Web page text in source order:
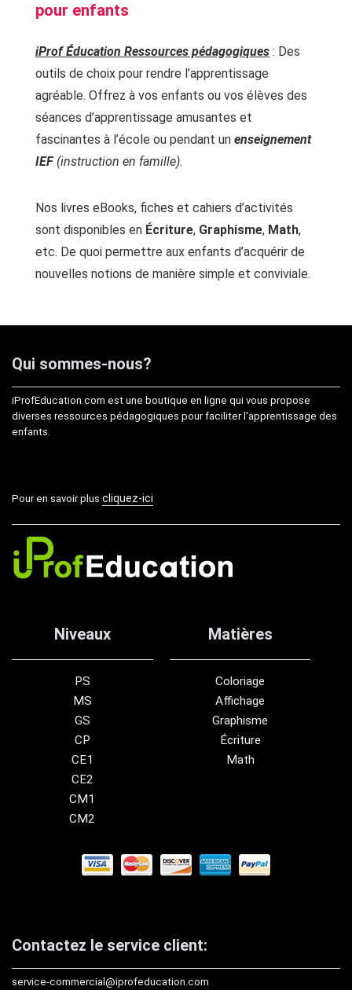
pour enfants
iProf Éducation Ressources pédagogiques : Des
outils de choix pour rendre l’apprentissage
agréable. Offrez à vos enfants ou vos élèves des
séances d’apprentissage amusantes et
fascinantes à l’école ou pendant un enseignement
IEF(instruction en famille).
Nos livres eBooks, fiches et cahiers d’activités
sont disponibles en Écriture, Graphisme, Math,
etc. De quoi permettre aux enfants d’acquérir de
nouvelles notions de manière simple et conviviale.
Qui sommes-nous?
iProfEducation.com est une boutique en ligne qui vous propose
diverses ressources pédagogiques pour faciliter l'apprentissage des
enfants.
Pour en savoir plus cliquez-ici
Niveaux
PS
MS
GS
CP
CE1
CE2
CM1
CM2
Matières
Coloriage
Affichage
Graphisme
Écriture
Math
Contactez le service client:
service-commercial@iprofeducation.com